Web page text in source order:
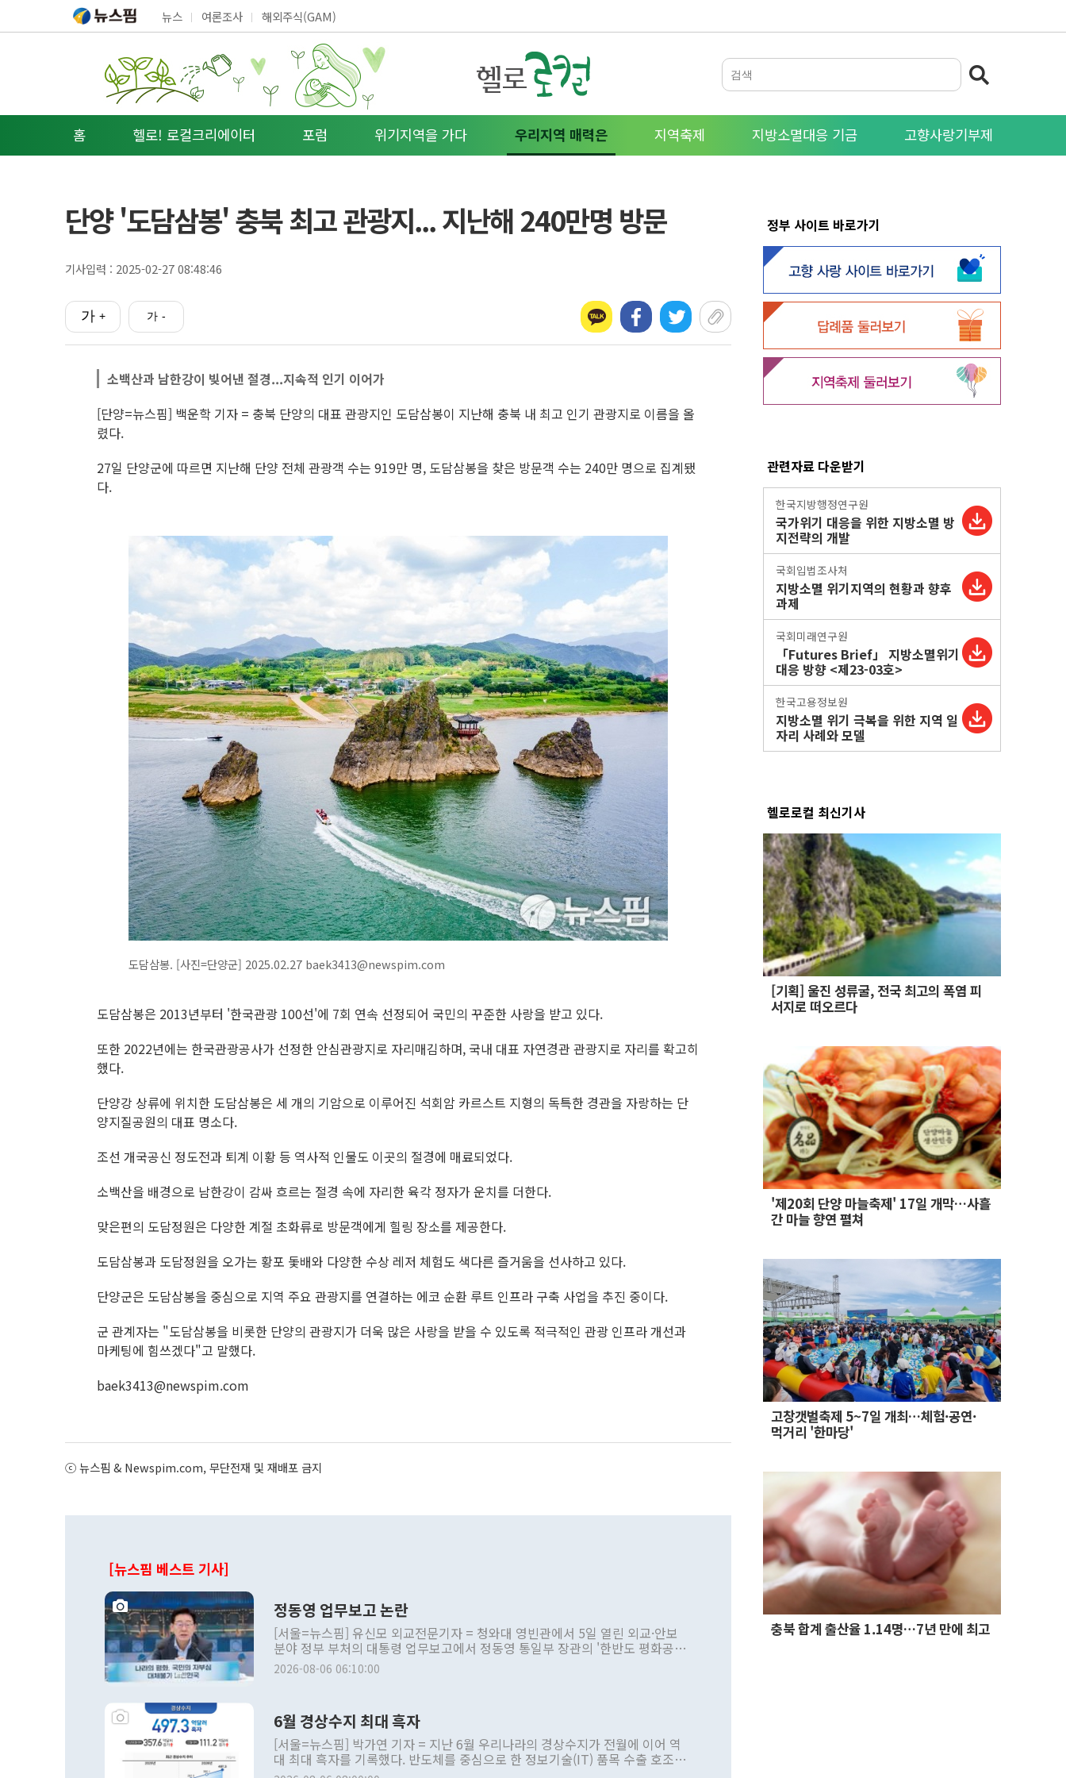
뉴스 여론조사 해외주식(GAM)
홈 헬로! 로컬크리에이터 포럼 위기지역을 가다 우리지역 매력은 지역축제 지방소멸대응 기금 고향사랑기부제
단양 '도담삼봉' 충북 최고 관광지... 지난해 240만명 방문
기사입력 : 2025-02-27 08:48:46
가 + 가 -
소백산과 남한강이 빚어낸 절경...지속적 인기 이어가
[단양=뉴스핌] 백운학 기자 = 충북 단양의 대표 관광지인 도담삼봉이 지난해 충북 내 최고 인기 관광지로 이름을 올
렸다.
27일 단양군에 따르면 지난해 단양 전체 관광객 수는 919만 명, 도담삼봉을 찾은 방문객 수는 240만 명으로 집계됐
다.
도담삼봉. [사진=단양군] 2025.02.27 baek3413@newspim.com
도담삼봉은 2013년부터 '한국관광 100선'에 7회 연속 선정되어 국민의 꾸준한 사랑을 받고 있다.
또한 2022년에는 한국관광공사가 선정한 안심관광지로 자리매김하며, 국내 대표 자연경관 관광지로 자리를 확고히
했다.
단양강 상류에 위치한 도담삼봉은 세 개의 기암으로 이루어진 석회암 카르스트 지형의 독특한 경관을 자랑하는 단
양지질공원의 대표 명소다.
조선 개국공신 정도전과 퇴계 이황 등 역사적 인물도 이곳의 절경에 매료되었다.
소백산을 배경으로 남한강이 감싸 흐르는 절경 속에 자리한 육각 정자가 운치를 더한다.
맞은편의 도담정원은 다양한 계절 초화류로 방문객에게 힐링 장소를 제공한다.
도담삼봉과 도담정원을 오가는 황포 돛배와 다양한 수상 레저 체험도 색다른 즐거움을 선사하고 있다.
단양군은 도담삼봉을 중심으로 지역 주요 관광지를 연결하는 에코 순환 루트 인프라 구축 사업을 추진 중이다.
군 관계자는 "도담삼봉을 비롯한 단양의 관광지가 더욱 많은 사랑을 받을 수 있도록 적극적인 관광 인프라 개선과
마케팅에 힘쓰겠다"고 말했다.
baek3413@newspim.com
ⓒ 뉴스핌 & Newspim.com, 무단전재 및 재배포 금지
[뉴스핌 베스트 기사]
정동영 업무보고 논란
[서울=뉴스핌] 유신모 외교전문기자 = 청와대 영빈관에서 5일 열린 외교·안보
분야 정부 부처의 대통령 업무보고에서 정동영 통일부 장관의 '한반도 평화공존
발전 구상'과 업무보고
2026-08-06 06:10:00
6월 경상수지 최대 흑자
[서울=뉴스핌] 박가연 기자 = 지난 6월 우리나라의 경상수지가 전월에 이어 역
대 최대 흑자를 기록했다. 반도체를 중심으로 한 정보기술(IT) 품목 수출 호조로
월간 상품수출이 처
정부 사이트 바로가기
관련자료 다운받기
한국지방행정연구원
국가위기 대응을 위한 지방소멸 방
지전략의 개발
국회입법조사처
지방소멸 위기지역의 현황과 향후
과제
국회미래연구원
「Futures Brief」 지방소멸위기
대응 방향 <제23-03호>
한국고용정보원
지방소멸 위기 극복을 위한 지역 일
자리 사례와 모델
헬로로컬 최신기사
[기획] 울진 성류굴, 전국 최고의 폭염 피
서지로 떠오르다
'제20회 단양 마늘축제' 17일 개막…사흘
간 마늘 향연 펼쳐
고창갯벌축제 5~7일 개최…체험·공연·
먹거리 '한마당'
충북 합계 출산율 1.14명…7년 만에 최고